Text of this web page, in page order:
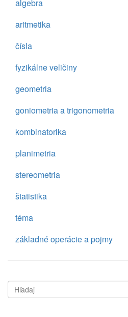
algebra
aritmetika
čísla
fyzikálne veličiny
geometria
goniometria a trigonometria
kombinatorika
planimetria
stereometria
štatistika
téma
základné operácie a pojmy